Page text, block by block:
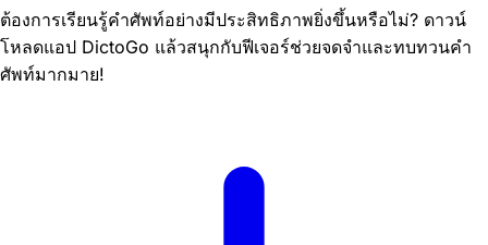
ต้องการเรียนรู้คำศัพท์อย่างมีประสิทธิภาพยิ่งขึ้นหรือไม่? ดาวน์
โหลดแอป DictoGo แล้วสนุกกับฟีเจอร์ช่วยจดจำและทบทวนคำ
ศัพท์มากมาย!